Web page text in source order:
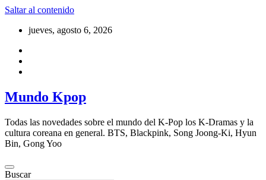
Saltar al contenido
jueves, agosto 6, 2026
Mundo Kpop
Todas las novedades sobre el mundo del K-Pop los K-Dramas y la
cultura coreana en general. BTS, Blackpink, Song Joong-Ki, Hyun
Bin, Gong Yoo
Buscar